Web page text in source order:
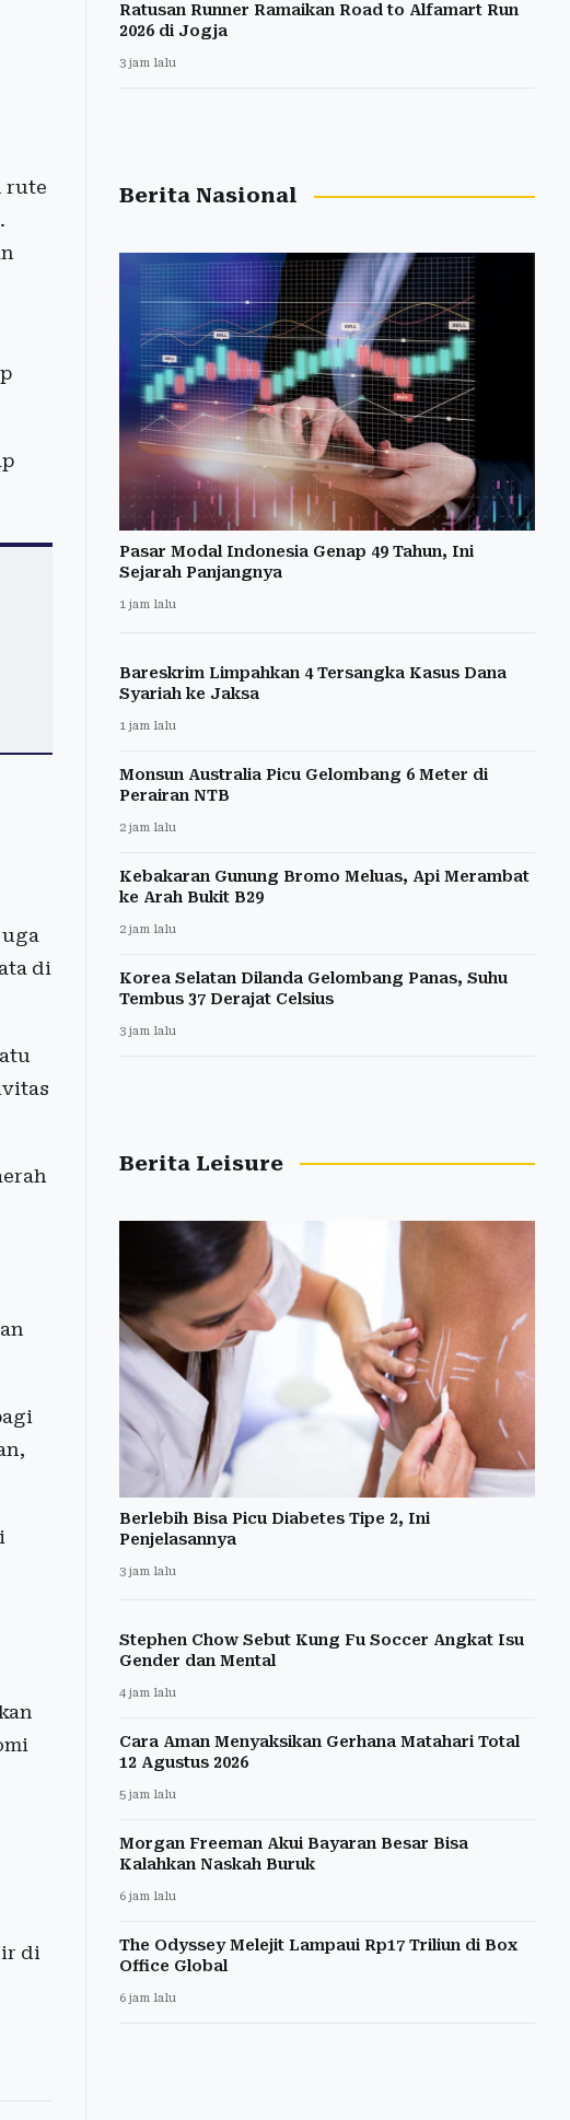
rute
di
di
Ratusan Runner Ramaikan Road to Alfamart Run
2026 di Jogja
3 jam lalu
Berita Nasional
Pasar Modal Indonesia Genap 49 Tahun, Ini
Sejarah Panjangnya
1 jam lalu
Bareskrim Limpahkan 4 Tersangka Kasus Dana
Syariah ke Jaksa
1 jam lalu
Monsun Australia Picu Gelombang 6 Meter di
Perairan NTB
2 jam lalu
Kebakaran Gunung Bromo Meluas, Api Merambat
ke Arah Bukit B29
2 jam lalu
Korea Selatan Dilanda Gelombang Panas, Suhu
Tembus 37 Derajat Celsius
3 jam lalu
Berita Leisure
Berlebih Bisa Picu Diabetes Tipe 2, Ini
Penjelasannya
3 jam lalu
Stephen Chow Sebut Kung Fu Soccer Angkat Isu
Gender dan Mental
4 jam lalu
Cara Aman Menyaksikan Gerhana Matahari Total
12 Agustus 2026
5 jam lalu
Morgan Freeman Akui Bayaran Besar Bisa
Kalahkan Naskah Buruk
6 jam lalu
The Odyssey Melejit Lampaui Rp17 Triliun di Box
Office Global
6 jam lalu